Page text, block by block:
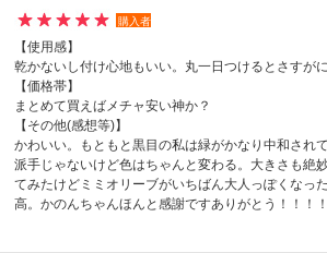
購入者
【使用感】
乾かないし付け心地もいい。丸一日つけるとさすが
【価格帯】
まとめて買えばメチャ安い神か？
【その他(感想等)】
かわいい。もともと黒目の私は緑がかなり中和され
派手じゃないけど色はちゃんと変わる。大きさも絶
てみたけどミミオリーブがいちばん大人っぽくなっ
高。かのんちゃんほんと感謝ですありがとう！！！！